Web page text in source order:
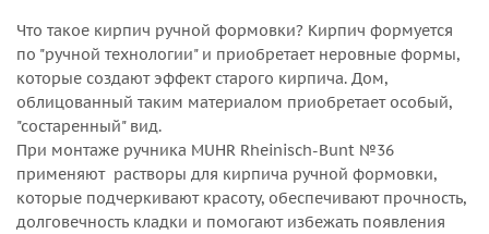
Что такое кирпич ручной формовки? Кирпич формуется
по "ручной технологии" и приобретает неровные формы,
которые создают эффект старого кирпича. Дом,
облицованный таким материалом приобретает особый,
"состаренный" вид.
При монтаже ручника MUHR Rheinisch-Bunt №36
применяют растворы для кирпича ручной формовки,
которые подчеркивают красоту, обеспечивают прочность,
долговечность кладки и помогают избежать появления